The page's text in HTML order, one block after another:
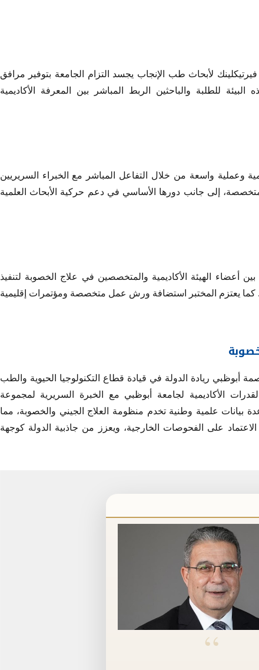
لأبحاث طب الإنجاب يجسد التزام الجامعة بتوفير مرافق
للطلبة والباحثين الربط المباشر بين المعرفة الأكاديمية
وعملية واسعة من خلال التفاعل المباشر مع الخبراء السريريين
إلى جانب دورها الأساسي في دعم حركية الأبحاث العلمية
أعضاء الهيئة الأكاديمية والمتخصصين في علاج الخصوبة لتنفيذ
كما يعتزم المختبر استضافة ورش عمل متخصصة ومؤتمرات إقليمية
أبوظبي ريادة الدولة في قيادة قطاع التكنولوجيا الحيوية والطب
الأكاديمية لجامعة أبوظبي مع الخبرة السريرية لمجموعة
بيانات علمية وطنية تخدم منظومة العلاج الجيني والخصوبة، مما
الاعتماد على الفحوصات الخارجية، ويعزز من جاذبية الدولة كوجهة
“